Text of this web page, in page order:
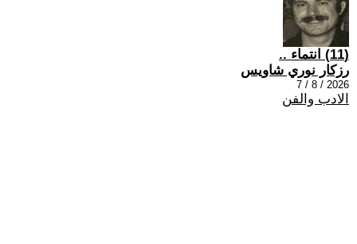
(11) انتماء ..
رزكار نوري شاويس
2026 / 8 / 7
الادب والفن